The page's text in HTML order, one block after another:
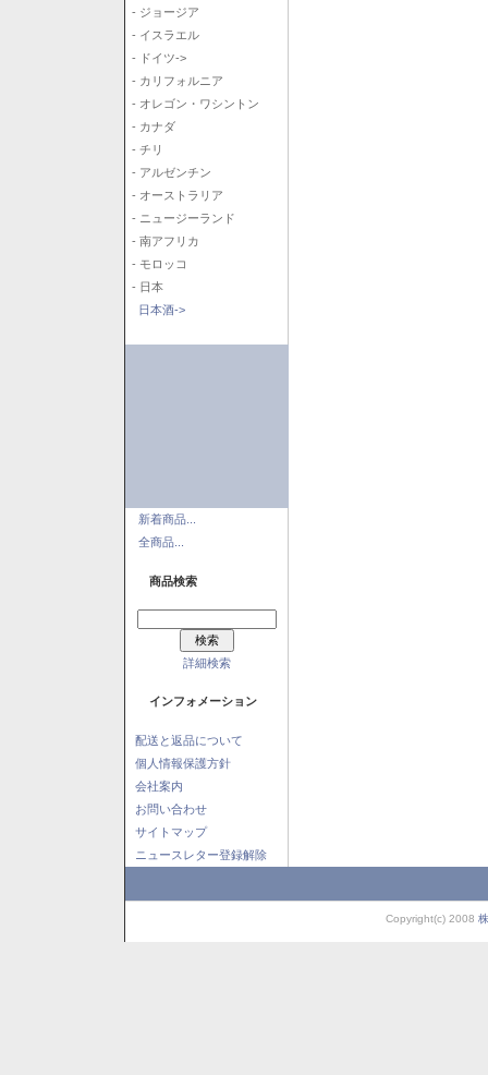
- ジョージア
- イスラエル
- ドイツ->
- カリフォルニア
- オレゴン・ワシントン
- カナダ
- チリ
- アルゼンチン
- オーストラリア
- ニュージーランド
- 南アフリカ
- モロッコ
- 日本
日本酒->
新着商品...
全商品...
商品検索
詳細検索
インフォメーション
配送と返品について
個人情報保護方針
会社案内
お問い合わせ
サイトマップ
ニュースレター登録解除
Copyright(c) 2008